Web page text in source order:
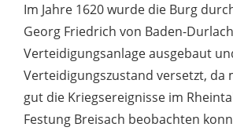
Im Jahre 1620 wurde die Burg
Georg Friedrich von Baden-
Verteidigungsanlage ausgebaut
Verteidigungszustand versetzt, da
gut die Kriegsereignisse im
Festung Breisach beobachten